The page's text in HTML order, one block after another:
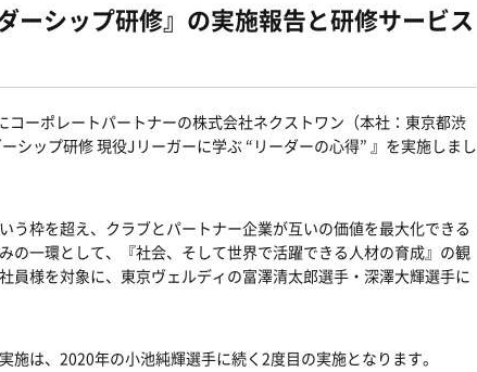
ーシップ研修』の実施報告と研修サービス
ーポレートパートナーの株式会社ネクストワン（本社：東京都渋
シップ研修 現役Jリーガーに学ぶ “リーダーの心得” 』を実施しまし
う枠を超え、クラブとパートナー企業が互いの価値を最大化できる
の一環として、『社会、そして世界で活躍できる人材の育成』の観
員様を対象に、東京ヴェルディの富澤清太郎選手・深澤大輝選手に
は、2020年の小池純輝選手に続く2度目の実施となります。